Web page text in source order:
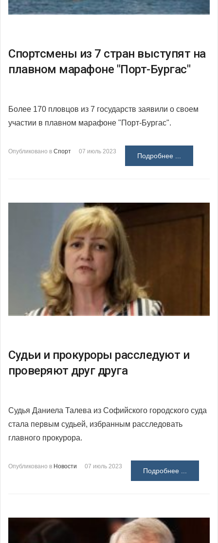
Спортсмены из 7 стран выступят на
плавном марафоне "Порт-Бургас"
Более 170 пловцов из 7 государств заявили о своем
участии в плавном марафоне "Порт-Бургас".
Опубликовано в Спорт 07 июль 2023
Подробнее ...
Судьи и прокуроры расследуют и
проверяют друг друга
Судья Даниела Талева из Софийского городского суда
стала первым судьей, избранным расследовать
главного прокурора.
Опубликовано в Новости 07 июль 2023
Подробнее ...